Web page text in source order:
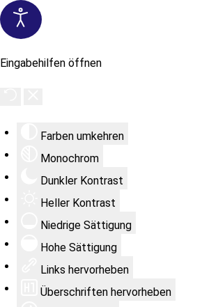
Eingabehilfen öffnen
Farben umkehren
Monochrom
Dunkler Kontrast
Heller Kontrast
Niedrige Sättigung
Hohe Sättigung
Links hervorheben
Überschriften hervorheben